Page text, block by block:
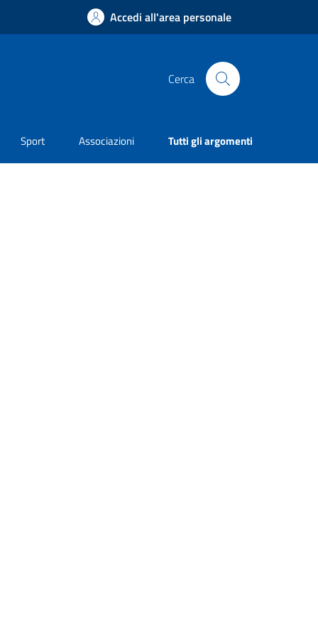
Accedi all'area personale
Cerca
Sport Associazioni Tutti gli argomenti